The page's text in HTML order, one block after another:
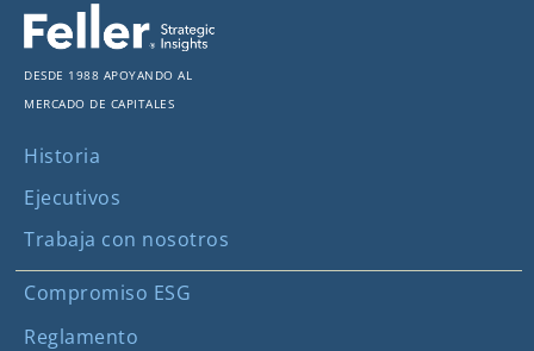
Desde 1988 apoyando al
mercado de capitales
Historia
Ejecutivos
Trabaja con nosotros
Compromiso ESG
Reglamento